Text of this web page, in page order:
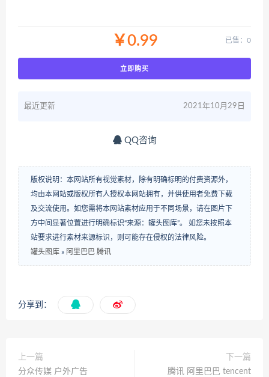
￥0.99 已售：0
立即购买
最近更新 2021年10月29日
QQ咨询
版权说明：本网站所有视觉素材，除有明确标明的付费资源外，
均由本网站或版权所有人授权本网站拥有，并供使用者免费下载
及交流使用。如您需将本网站素材应用于不同场景，请在图片下
方中间显著位置进行明确标识“来源：罐头图库”。 如您未按照本
站要求进行素材来源标识，则可能存在侵权的法律风险。
罐头图库 » 阿里巴巴 腾讯
分享到：
上一篇
分众传媒 户外广告
下一篇
腾讯 阿里巴巴 tencent